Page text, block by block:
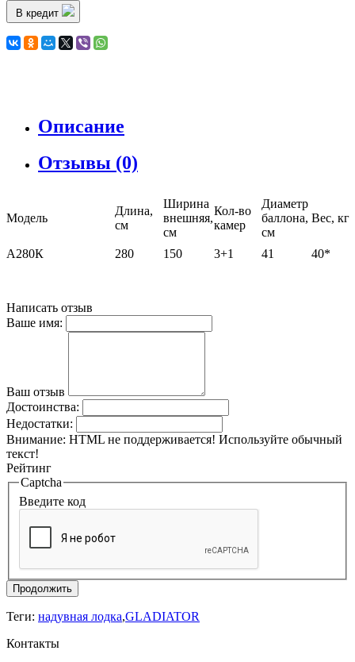
В кредит
Описание
Отзывы (0)
Модель
Длина,
см
Ширина
внешняя,
см
Кол-во
камер
Диаметр
баллона,
см
Вес, кг
А280К 280 150 3+1 41 40*
Написать отзыв
Ваше имя:
Ваш отзыв
Достоинства:
Недостатки:
Внимание: HTML не поддерживается! Используйте обычный
текст!
Рейтинг
Captcha
Введите код
Продолжить
Теги: надувная лодка,GLADIATOR
Контакты